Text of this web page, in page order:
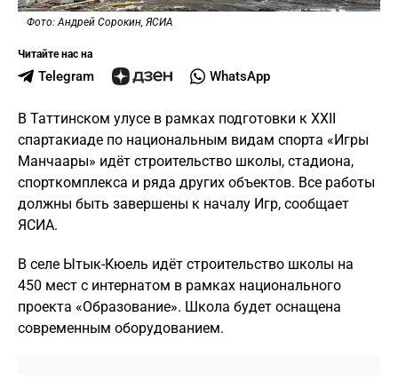
Фото: Андрей Сорокин, ЯСИА
Читайте нас на
Telegram WhatsApp
В Таттинском улусе в рамках подготовки к XXII
спартакиаде по национальным видам спорта «Игры
Манчаары» идёт строительство школы, стадиона,
спорткомплекса и ряда других объектов. Все работы
должны быть завершены к началу Игр, сообщает
ЯСИА.
В селе Ытык-Кюель идёт строительство школы на
450 мест с интернатом в рамках национального
проекта «Образование». Школа будет оснащена
современным оборудованием.